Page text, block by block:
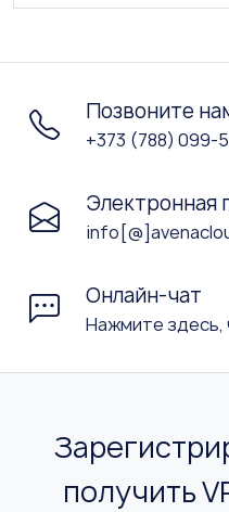
Позвоните
+373 (788) 099-
Электронная
Онлайн-чат
Нажмите здесь,
получить